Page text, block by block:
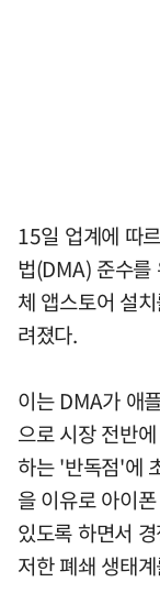
15일 업계에 따
법(DMA) 준수
체 앱스토어 설
려졌다.
이는 DMA가 애
으로 시장 전반
하는 '반독점'에
을 이유로 아이
있도록 하면서
저한 폐쇄 생태